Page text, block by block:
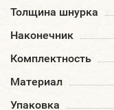
Толщина шнурка
Наконечник
Комплектность
Материал
Упаковка